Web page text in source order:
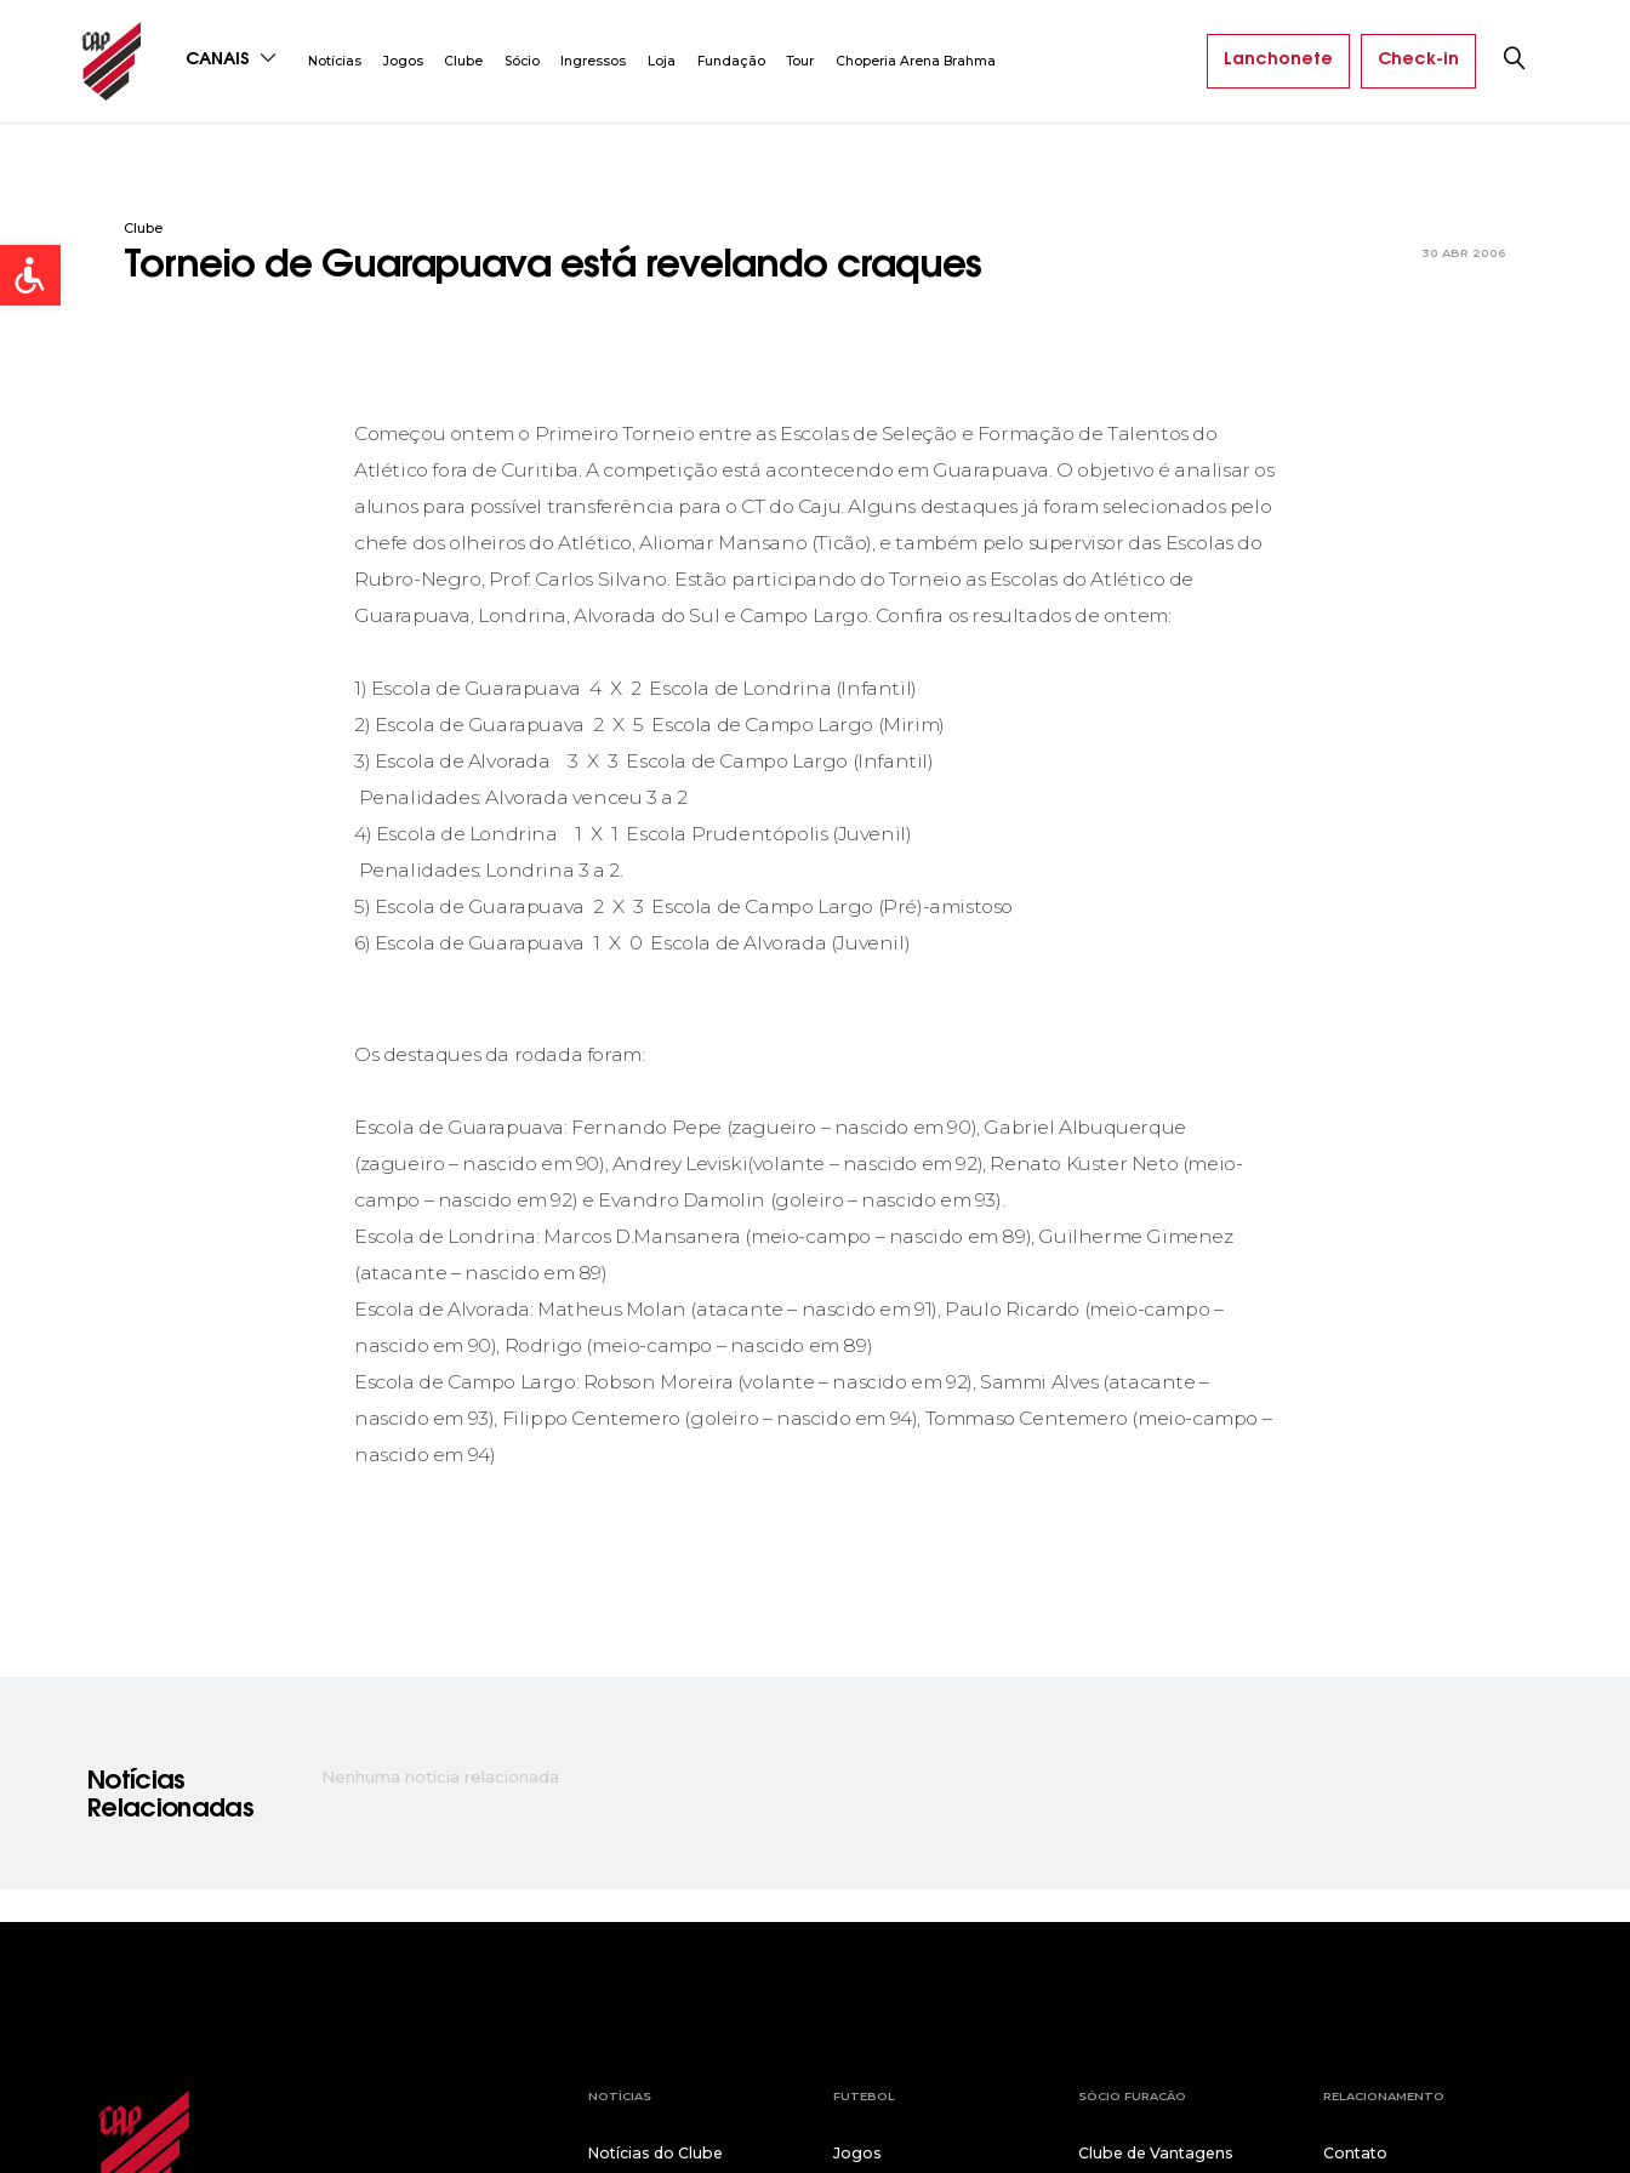
Open toolbar
CANAIS Notícias Jogos Clube Sócio Ingressos Loja Fundação Tour Choperia Arena Brahma Lanchonete Check-in
Clube
Torneio de Guarapuava está revelando craques 30 ABR 2006
Começou ontem o Primeiro Torneio entre as Escolas de Seleção e Formação de Talentos do
Atlético fora de Curitiba. A competição está acontecendo em Guarapuava. O objetivo é analisar os
alunos para possível transferência para o CT do Caju. Alguns destaques já foram selecionados pelo
chefe dos olheiros do Atlético, Aliomar Mansano (Ticão), e também pelo supervisor das Escolas do
Rubro-Negro, Prof. Carlos Silvano. Estão participando do Torneio as Escolas do Atlético de
Guarapuava, Londrina, Alvorada do Sul e Campo Largo. Confira os resultados de ontem:
1) Escola de Guarapuava 4 X 2 Escola de Londrina (Infantil)
2) Escola de Guarapuava 2 X 5 Escola de Campo Largo (Mirim)
3) Escola de Alvorada 3 X 3 Escola de Campo Largo (Infantil)
Penalidades: Alvorada venceu 3 a 2
4) Escola de Londrina 1 X 1 Escola Prudentópolis (Juvenil)
Penalidades: Londrina 3 a 2.
5) Escola de Guarapuava 2 X 3 Escola de Campo Largo (Pré)-amistoso
6) Escola de Guarapuava 1 X 0 Escola de Alvorada (Juvenil)
Os destaques da rodada foram:
Escola de Guarapuava: Fernando Pepe (zagueiro – nascido em 90), Gabriel Albuquerque
(zagueiro – nascido em 90), Andrey Leviski(volante – nascido em 92), Renato Kuster Neto (meio-
campo – nascido em 92) e Evandro Damolin (goleiro – nascido em 93).
Escola de Londrina: Marcos D.Mansanera (meio-campo – nascido em 89), Guilherme Gimenez
(atacante – nascido em 89)
Escola de Alvorada: Matheus Molan (atacante – nascido em 91), Paulo Ricardo (meio-campo –
nascido em 90), Rodrigo (meio-campo – nascido em 89)
Escola de Campo Largo: Robson Moreira (volante – nascido em 92), Sammi Alves (atacante –
nascido em 93), Filippo Centemero (goleiro – nascido em 94), Tommaso Centemero (meio-campo –
nascido em 94)
Notícias
Relacionadas
Nenhuma notícia relacionada
NOTÍCIAS
Notícias do Clube
FUTEBOL
Jogos
SÓCIO FURACÃO
Clube de Vantagens
RELACIONAMENTO
Contato